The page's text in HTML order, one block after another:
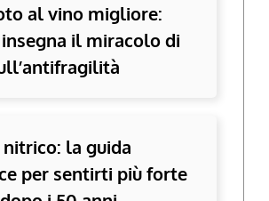
al vino migliore:
il miracolo di
nitrico: la guida
per sentirti più forte